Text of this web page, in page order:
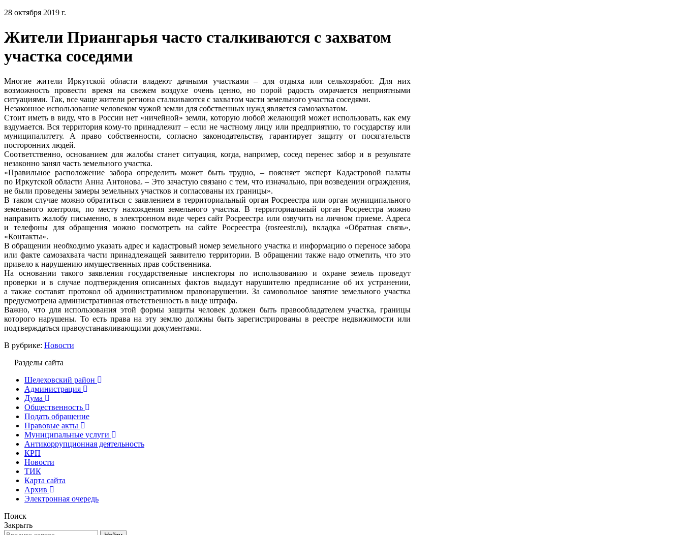
28 октября 2019 г.
Жители Приангарья часто сталкиваются с захватом
участка соседями
Многие жители Иркутской области владеют дачными участками – для отдыха или сельхозработ. Для них
возможность провести время на свежем воздухе очень ценно, но порой радость омрачается неприятными
ситуациями. Так, все чаще жители региона сталкиваются с захватом части земельного участка соседями.
Незаконное использование человеком чужой земли для собственных нужд является самозахватом.
Стоит иметь в виду, что в России нет «ничейной» земли, которую любой желающий может использовать, как ему
вздумается. Вся территория кому-то принадлежит – если не частному лицу или предприятию, то государству или
муниципалитету. А право собственности, согласно законодательству, гарантирует защиту от посягательств
посторонних людей.
Соответственно, основанием для жалобы станет ситуация, когда, например, сосед перенес забор и в результате
незаконно занял часть земельного участка.
«Правильное расположение забора определить может быть трудно, – поясняет эксперт Кадастровой палаты
по Иркутской области Анна Антонова. – Это зачастую связано с тем, что изначально, при возведении ограждения,
не были проведены замеры земельных участков и согласованы их границы».
В таком случае можно обратиться с заявлением в территориальный орган Росреестра или орган муниципального
земельного контроля, по месту нахождения земельного участка. В территориальный орган Росреестра можно
направить жалобу письменно, в электронном виде через сайт Росреестра или озвучить на личном приеме. Адреса
и телефоны для обращения можно посмотреть на сайте Росреестра (rosreestr.ru), вкладка «Обратная связь»,
«Контакты».
В обращении необходимо указать адрес и кадастровый номер земельного участка и информацию о переносе забора
или факте самозахвата части принадлежащей заявителю территории. В обращении также надо отметить, что это
привело к нарушению имущественных прав собственника.
На основании такого заявления государственные инспекторы по использованию и охране земель проведут
проверки и в случае подтверждения описанных фактов выдадут нарушителю предписание об их устранении,
а также составят протокол об административном правонарушении. За самовольное занятие земельного участка
предусмотрена административная ответственность в виде штрафа.
Важно, что для использования этой формы защиты человек должен быть правообладателем участка, границы
которого нарушены. То есть права на эту землю должны быть зарегистрированы в реестре недвижимости или
подтверждаться правоустанавливающими документами.
В рубрике: Новости
Разделы сайта
Шелеховский район
Администрация
Дума
Общественность
Подать обращение
Правовые акты
Муниципальные услуги
Антикоррупционная деятельность
КРП
Новости
ТИК
Карта сайта
Архив
Электронная очередь
Поиск
Закрыть